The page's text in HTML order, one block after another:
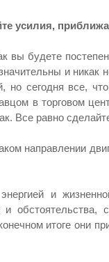
усилия,
вы будете
и никак
но сегодня все,
в торговом
Все равно
направлении
и
обстоятельства,
итоге они